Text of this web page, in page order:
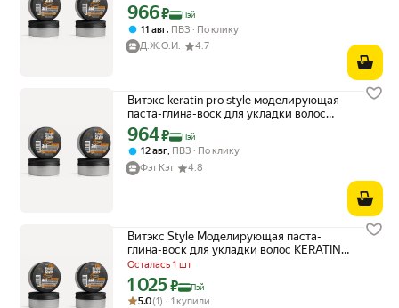
Цена с картой Яндекс Пэй 966 ₽ вместо
966₽ Пэй
11 авг, ПВЗ
По клику
Д.Ж.О.Й.
4.7
Витэкс keratin pro style моделирующая
паста-глина-воск для укладки волос
70г,2 шт
Цена с картой Яндекс Пэй 964 ₽ вместо
964₽ Пэй
12 авг, ПВЗ
По клику
Фэт Кэт
4.8
Витэкс Style Моделирующая паста-
глина-воск для укладки волос KERATIN
PRO 70г 2 шт
Осталась 1 шт
Цена с картой Яндекс Пэй 1025 ₽ вместо
1 025₽ Пэй
Рейтинг товара: 5.0 из 5
Оценок: (1) · 1 купили
5.0(1) · 1 купили